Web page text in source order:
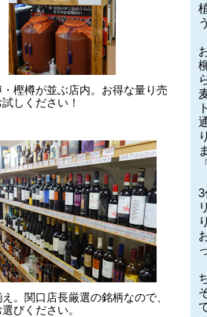
樫樽が並ぶ店内。お得な量り売
しください！
。関口店長厳選の銘柄なので、
びください。